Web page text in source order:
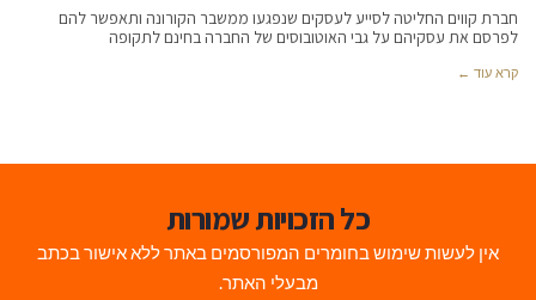
חברת קווים החליטה לסייע לעסקים שנפגעו ממשבר הקורונה ותאפשר להם
לפרסם את עסקיהם על גבי האוטובוסים של החברה בחינם לתקופה
קרא עוד ←
כל הזכויות שמורות
אין לעשות שימוש בחומרים המפורסמים באתר ללא אישור בכתב
מבעלי האתר.